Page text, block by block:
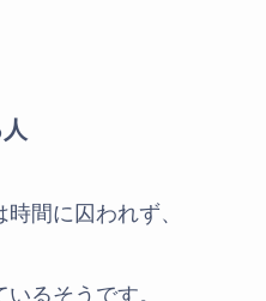
間に囚われず、
るそうです。